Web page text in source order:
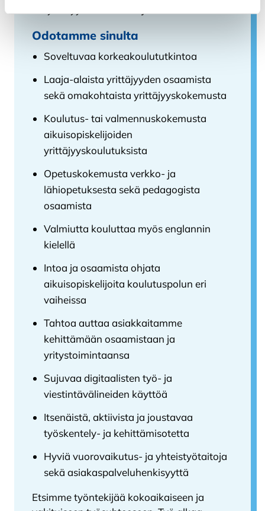
Odotamme sinulta
Soveltuvaa korkeakoulututkintoa
Laaja-alaista yrittäjyyden osaamista
sekä omakohtaista yrittäjyyskokemusta
Koulutus- tai valmennuskokemusta
aikuisopiskelijoiden
yrittäjyyskoulutuksista
Opetuskokemusta verkko- ja
lähiopetuksesta sekä pedagogista
osaamista
Valmiutta kouluttaa myös englannin
kielellä
Intoa ja osaamista ohjata
aikuisopiskelijoita koulutuspolun eri
vaiheissa
Tahtoa auttaa asiakkaitamme
kehittämään osaamistaan ja
yritystoimintaansa
Sujuvaa digitaalisten työ- ja
viestintävälineiden käyttöä
Itsenäistä, aktiivista ja joustavaa
työskentely- ja kehittämisotetta
Hyviä vuorovaikutus- ja yhteistyötaitoja
sekä asiakaspalveluhenkisyyttä
Etsimme työntekijää kokoaikaiseen ja